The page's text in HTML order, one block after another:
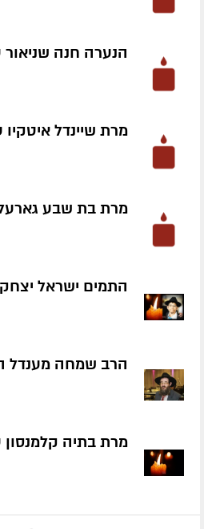
הנערה חנה שניאור
מרת שיינדל איטקיו
מרת בת שבע
התמים ישראל יצחק
הרב שמחה מענדל
מרת בתיה קלמנסון